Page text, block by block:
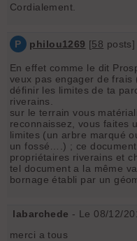
Cordialement.
P philou1269 [58
En effet comme le dit
veux pas engager de frais
définir les limites de ta
riverains.
sur le terrain vous
reconnaissez, vous faites
limites (un arbre marqué
un fossé….) ; ce
propriétaires riverains et
tel document a la même
bornage établi par un
labarchede - Le 08/12/
merci a tous